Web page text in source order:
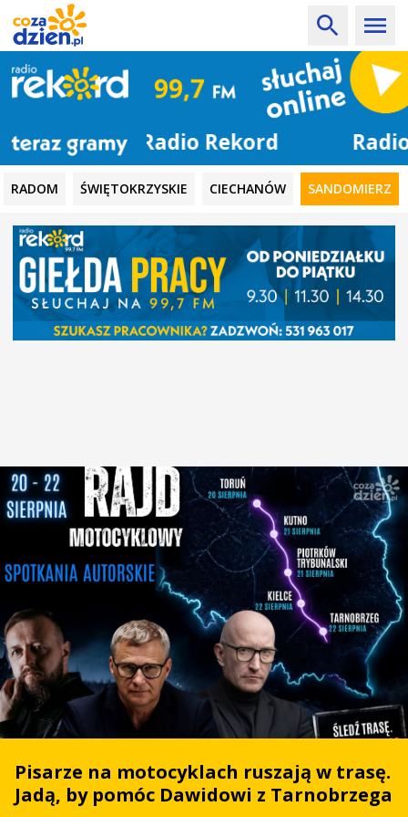
Radio Rekord
RADOM ŚWIĘTOKRZYSKIE CIECHANÓW SANDOMIERZ
Pisarze na motocyklach ruszają w trasę.
Jadą, by pomóc Dawidowi z Tarnobrzega